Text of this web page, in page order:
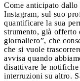
Come anticipato dallo
Instagram, sul suo
quantificare la sua
strumento, già offerto
giornaliero”, che
che si vuole
avvisa quando
disattivare le notifiche
interruzioni su altro.